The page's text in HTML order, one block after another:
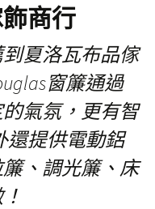
商行
夏洛瓦布品傢
窗簾通過
氣氛，更有智
還提供電動鋁
、調光簾、床